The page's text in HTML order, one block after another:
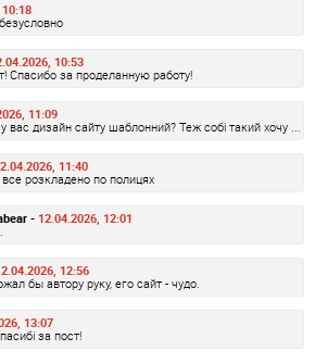
10:53
Спасибо за проделанную работу!
11:09
вас дизайн сайту шаблонний? Теж собі такий хочу ...
11:40
розкладено по полицях
- 12.04.2026, 12:01
12:56
бы автору руку, его сайт - чудо.
13:07
за пост!